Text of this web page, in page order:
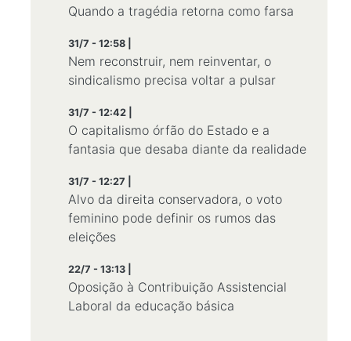
Quando a tragédia retorna como farsa
31/7 - 12:58 |
Nem reconstruir, nem reinventar, o
sindicalismo precisa voltar a pulsar
31/7 - 12:42 |
O capitalismo órfão do Estado e a
fantasia que desaba diante da realidade
31/7 - 12:27 |
Alvo da direita conservadora, o voto
feminino pode definir os rumos das
eleições
22/7 - 13:13 |
Oposição à Contribuição Assistencial
Laboral da educação básica